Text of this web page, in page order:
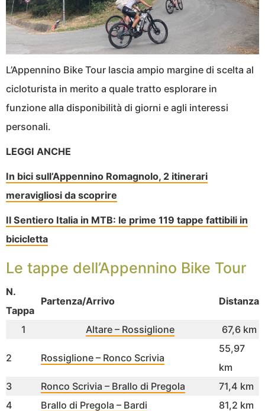
L’Appennino Bike Tour lascia ampio margine di scelta al
cicloturista in merito a quale tratto esplorare in
funzione alla disponibilità di giorni e agli interessi
personali.
LEGGI ANCHE
In bici sull’Appennino Romagnolo, 2 itinerari
meravigliosi da scoprire
Il Sentiero Italia in MTB: le prime 119 tappe fattibili in
bicicletta
Le tappe dell’Appennino Bike Tour
N.
Tappa
Partenza/Arrivo Distanza
1 Altare – Rossiglione 67,6 km
2 Rossiglione – Ronco Scrivia
55,97
km
3
Ronco Scrivia – Brallo di Pregola
71,4 km
4
Brallo di Pregola – Bardi
81,2 km